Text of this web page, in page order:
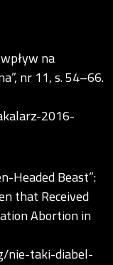
na
nr 11, s. 54–66.
2016-
Headed Beast”:
that Received
Abortion in
nie-taki-diabel-